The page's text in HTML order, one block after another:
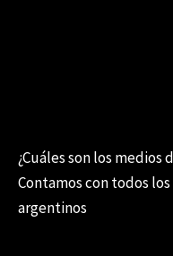
¿Cuáles son los medios
Contamos con todos
argentinos